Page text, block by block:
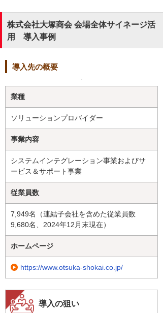
株式会社大塚商会 会場全体サイネージ活
用 導入事例
導入先の概要
業種
ソリューションプロバイダー
事業内容
システムインテグレーション事業およびサ
ービス＆サポート事業
従業員数
7,949名（連結子会社を含めた従業員数
9,680名、2024年12月末現在）
ホームページ
https://www.otsuka-shokai.co.jp/
導入の狙い